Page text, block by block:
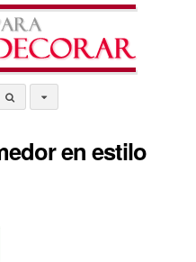
en estilo